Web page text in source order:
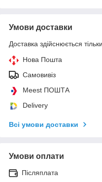
Умови доставки
Доставка здійснюється
Нова Пошта
Самовивіз
Meest ПОШТА
Delivery
Всі умови доставки
Умови оплати
Післяплата